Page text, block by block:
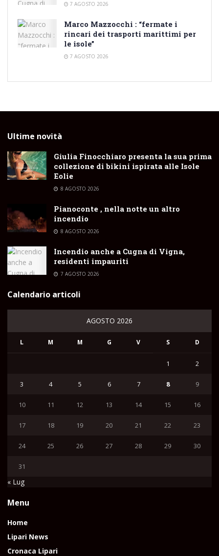
7 AGOSTO 2026
Marco Mazzocchi : “fermate i
rincari dei trasporti marittimi per
le isole”
7 AGOSTO 2026
Ultime novità
Giulia Finocchiaro presenta la sua prima
collezione di bikini ispirata alle Isole
Eolie
8 AGOSTO 2026
Pianoconte , nella notte un altro
incendio
8 AGOSTO 2026
Incendio anche a Cugna di Vigna,
residenti impauriti
7 AGOSTO 2026
Calendario articoli
AGOSTO 2026
L M M G V S D
1 2
3 4 5 6 7 8 9
10 11 12 13 14 15 16
17 18 19 20 21 22 23
24 25 26 27 28 29 30
31
« Lug
Menu
Home
Lipari News
Cronaca Lipari